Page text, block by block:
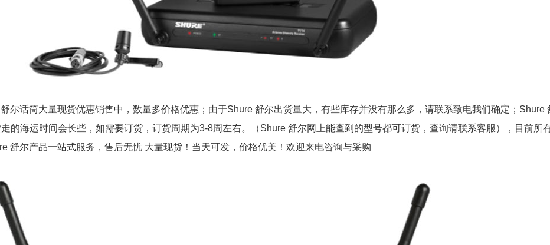
尔话筒大量现货优惠销售中，数量多价格优惠；由于Shure 舒尔出货量大，有些库存并没有那么多，请联系致电我们确定；Shure
的海运时间会长些，如需要订货，订货周期为3-8周左右。（Shure 舒尔网上能查到的型号都可订货，查询请联系客服），目前所
舒尔产品一站式服务，售后无忧 大量现货！当天可发，价格优美！欢迎来电咨询与采购